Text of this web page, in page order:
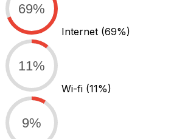
69%
Internet (69%)
11%
Wi-fi (11%)
9%